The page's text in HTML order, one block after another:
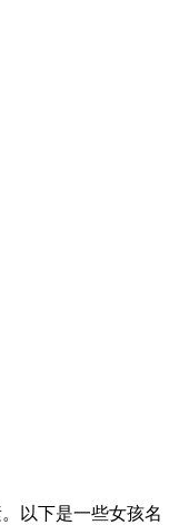
以下是一些女孩名